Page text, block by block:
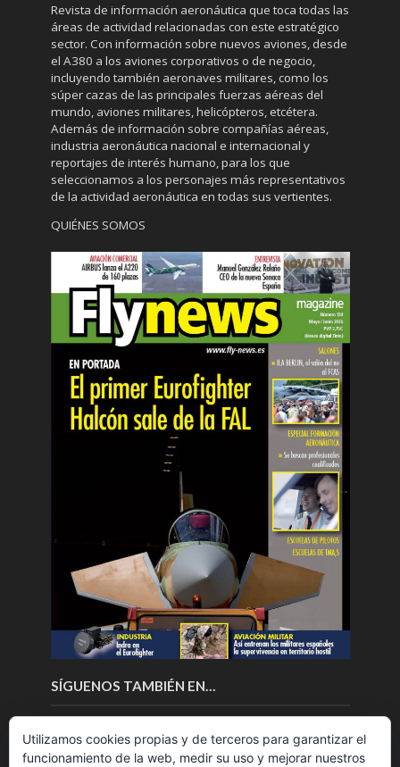
Revista de información aeronáutica que toca todas las
áreas de actividad relacionadas con este estratégico
sector. Con información sobre nuevos aviones, desde
el A380 a los aviones corporativos o de negocio,
incluyendo también aeronaves militares, como los
súper cazas de las principales fuerzas aéreas del
mundo, aviones militares, helicópteros, etcétera.
Además de información sobre compañías aéreas,
industria aeronáutica nacional e internacional y
reportajes de interés humano, para los que
seleccionamos a los personajes más representativos
de la actividad aeronáutica en todas sus vertientes.
QUIÉNES SOMOS
SÍGUENOS TAMBIÉN EN…
Utilizamos cookies propias y de terceros para garantizar el
funcionamiento de la web, medir su uso y mejorar nuestros